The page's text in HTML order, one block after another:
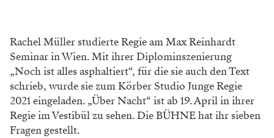
Rachel Müller studierte Regie am Max Reinhardt
Seminar in Wien. Mit ihrer Diplominszenierung
„Noch ist alles asphaltiert“, für die sie auch den Text
schrieb, wurde sie zum Körber Studio Junge Regie
2021 eingeladen. „Über Nacht“ ist ab 19. April in ihrer
Regie im Vestibül zu sehen. Die BÜHNE hat ihr sieben
Fragen gestellt.